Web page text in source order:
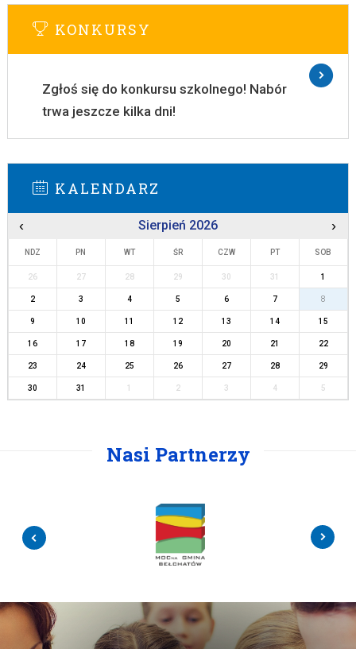
KONKURSY
Zgłoś się do konkursu szkolnego! Nabór
trwa jeszcze kilka dni!
KALENDARZ
‹ Sierpień 2026 ›
NDZ PN WT ŚR CZW PT SOB
26 27 28 29 30 31 1
2 3 4 5 6 7 8
9 10 11 12 13 14 15
16 17 18 19 20 21 22
23 24 25 26 27 28 29
30 31 2 3 4 5
Nasi Partnerzy